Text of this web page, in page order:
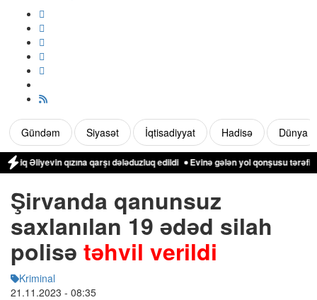
Gündəm Siyasət İqtisadiyyat Hadisə Dünya
qızına qarşı dələduzluq edildi Evinə gələn yol qonşusu tərəfindən
Şirvanda qanunsuz
saxlanılan 19 ədəd silah
polisə təhvil verildi
Kriminal
21.11.2023 - 08:35